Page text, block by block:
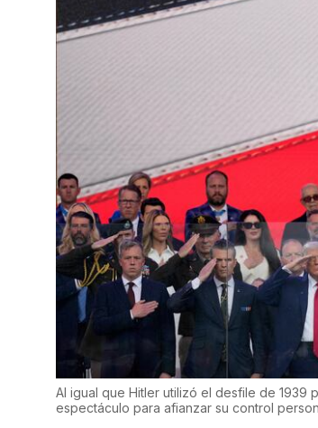
Al igual que Hitler utilizó el desfile de 1939
espectáculo para afianzar su control